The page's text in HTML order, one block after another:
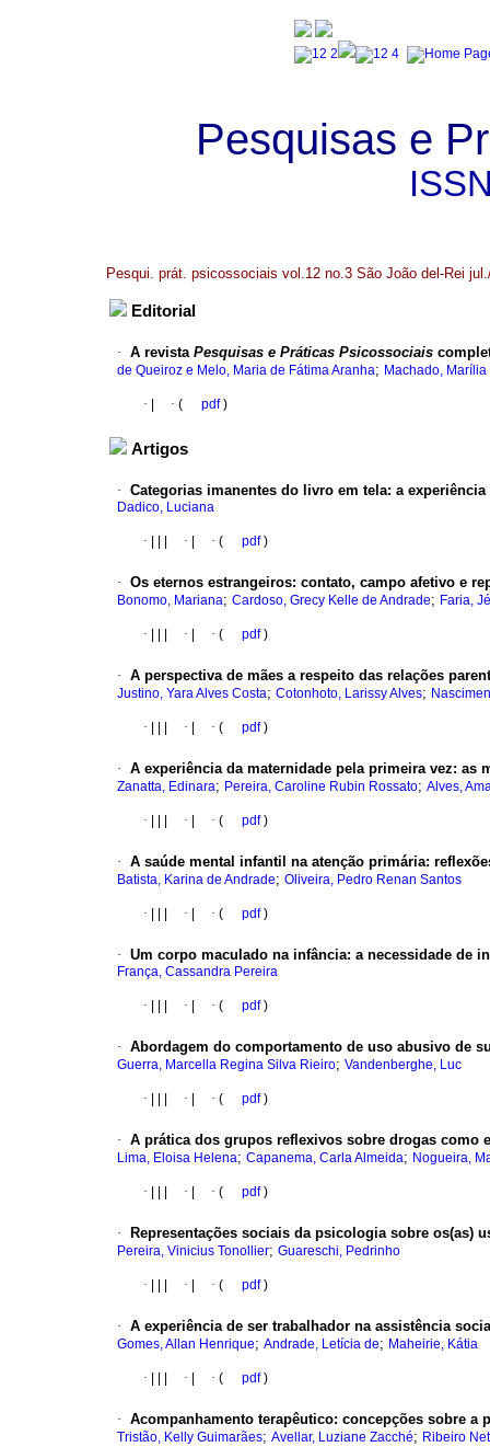
Pesquisas e
Pesqui. prát. psicossociais vol.12 no.3 São João del-Rei
Editorial
· A revista Pesquisas e Práticas Psicossociais
de Queiroz e Melo, Maria de Fátima Aranha; Machado,
· · ( pdf)
Artigos
· Categorias imanentes do livro em tela: a
Dadico, Luciana
· · · ( pdf)
· Os eternos estrangeiros: contato, campo afetivo e
Bonomo, Mariana; Cardoso, Grecy Kelle de Andrade; Faria,
· · · ( pdf)
· A perspectiva de mães a respeito das relações
Justino, Yara Alves Costa; Cotonhoto, Larissy Alves;
· · · ( pdf)
· A experiência da maternidade pela primeira vez: as
Zanatta, Edinara; Pereira, Caroline Rubin Rossato; Alves,
· · · ( pdf)
· A saúde mental infantil na atenção primária:
Batista, Karina de Andrade; Oliveira, Pedro Renan Santos
· · · ( pdf)
· Um corpo maculado na infância: a necessidade de
França, Cassandra Pereira
· · · ( pdf)
· Abordagem do comportamento de uso abusivo de
Guerra, Marcella Regina Silva Rieiro; Vandenberghe, Luc
· · · ( pdf)
· A prática dos grupos reflexivos sobre drogas como
Lima, Eloisa Helena; Capanema, Carla Almeida; Nogueira,
· · · ( pdf)
· Representações sociais da psicologia sobre os(as)
Pereira, Vinicius Tonollier; Guareschi, Pedrinho
· · · ( pdf)
· A experiência de ser trabalhador na assistência
Gomes, Allan Henrique; Andrade, Letícia de; Maheirie, Kátia
· · · ( pdf)
· Acompanhamento terapêutico: concepções sobre a
Tristão, Kelly Guimarães; Avellar, Luziane Zacché; Ribeiro